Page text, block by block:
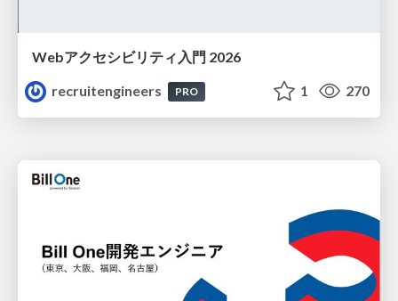
Webアクセシビリティ入門 2026
recruitengineers
PRO 1 270